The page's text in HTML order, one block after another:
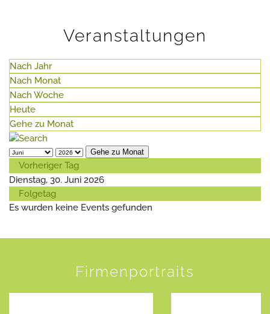
Veranstaltungen
Nach Jahr
Nach Monat
Nach Woche
Heute
Gehe zu Monat
Gehe zu Monat
Vorheriger Tag
Dienstag, 30. Juni 2026
Folgetag
Es wurden keine Events gefunden
Firmenportraits